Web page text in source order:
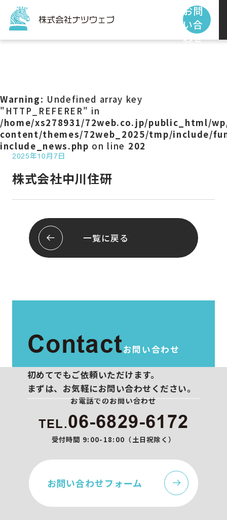
お問
い合
わせ
サービス
制作事例
お客様の声
会社概要
スタッフ紹介
プライバシーポリシー
Warning: Undefined array key
"HTTP_REFERER" in
/home/xs278931/72web.co.jp/public_html/
content/themes/72web_2025/tmp/include/
include_news.php on line 202
2025年10月7日
株式会社中川住研
一覧に戻る
Contactお問い合わせ
初めてでもご依頼いただけます。
まずは、お気軽にお問い合わせください。
お電話でのお問い合わせ
TEL.06-6829-6172
受付時間 9:00-18:00（土日祝除く）
お問い合わせフォーム